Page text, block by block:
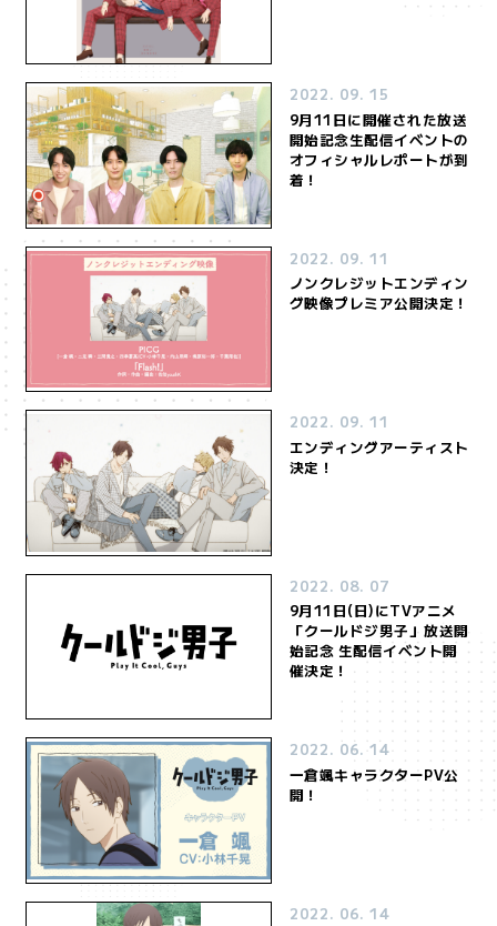
HOME
ホーム
NEWS
最新情報
ONAIR
放送・配信情報
INTRODUCTION
あらすじ 登場人物
STAFF&CAST
スタッフ＆キャスト
MOVIE
ムービー
MUSIC
音楽情報
Blu-ray&DVD
パッケージ情報
COMICS
原作情報
EVENT
イベント
Twitter
@cooldoji_PR
2022. 09. 15
9月11日に開催された放送
開始記念生配信イベントの
オフィシャルレポートが到
着！
2022. 09. 11
ノンクレジットエンディン
グ映像プレミア公開決定！
2022. 09. 11
エンディングアーティスト
決定！
2022. 08. 07
9月11日(日)にTVアニメ
「クールドジ男子」放送開
始記念 生配信イベント開
催決定！
2022. 06. 14
一倉颯キャラクターPV公
開！
2022. 06. 14